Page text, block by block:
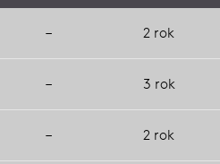
– 2 rok
– 3 rok
– 2 rok